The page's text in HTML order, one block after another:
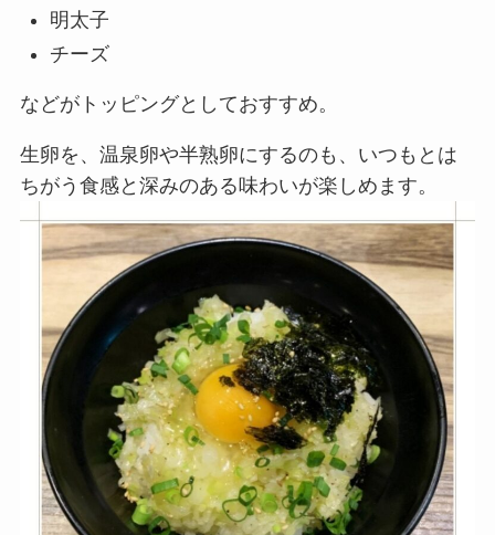
明太子
チーズ
などがトッピングとしておすすめ。
生卵を、温泉卵や半熟卵にするのも、いつもとは
ちがう食感と深みのある味わいが楽しめます。